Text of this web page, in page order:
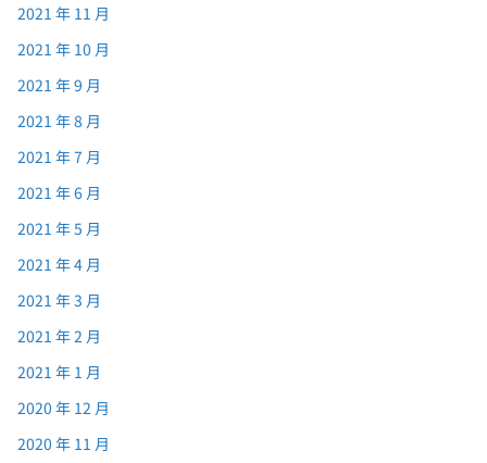
2021 年 11 月
2021 年 10 月
2021 年 9 月
2021 年 8 月
2021 年 7 月
2021 年 6 月
2021 年 5 月
2021 年 4 月
2021 年 3 月
2021 年 2 月
2021 年 1 月
2020 年 12 月
2020 年 11 月